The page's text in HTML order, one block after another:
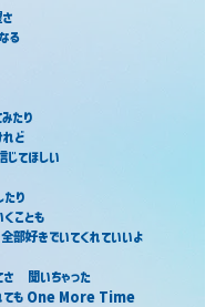
る
たり
ど
じてほしい
り
ことも
部好きでいてくれていいよ
　聞いちゃった
れても One More Time